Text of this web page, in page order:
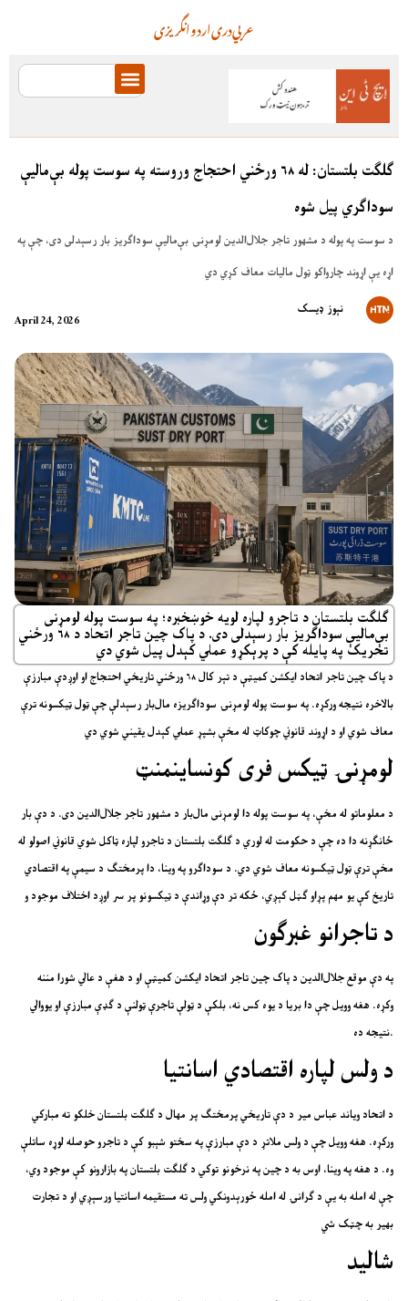
انگریزیاردودریعربي
ګلګت بلتستان: له ۶۸ ورځني احتجاج وروسته په سوست پوله بې‌مالیې
سوداګري پیل شوه
د سوست په پوله د مشهور تاجر جلال‌الدین لومړنۍ بې‌مالیې سوداګریز بار رسېدلی دی، چې په
اړه یې اړوند چارواکو ټول مالیات معاف کړي دي
April 24, 2026
نېوز ډیسک
ګلګت بلتستان د تاجرو لپاره لویه خوښخبره؛ په سوست پوله لومړنی
بې‌مالیې سوداګریز بار رسېدلی دی. د پاک چین تاجر اتحاد د ۶۸ ورځني
تحریک په پایله کې د پرېکړو عملي کېدل پیل شوي دي
د پاک چین تاجر اتحاد ایکشن کمیټې د تېر کال ۶۸ ورځني تاریخي احتجاج او اوږدې مبارزې
بالاخره نتیجه ورکړه. په سوست پوله لومړنۍ سوداګریزه مال‌بار رسېدلې چې ټول ټیکسونه ترې
معاف شوي او د اړوند قانوني چوکاټ له مخې بشپړ عملي کېدل یقیني شوي دي
لومړنۍ ټیکس فری کونساینمنټ
د معلوماتو له مخې، په سوست پوله دا لومړنی مال‌بار د مشهور تاجر جلال‌الدین دی. د دې بار
ځانګړنه دا ده چې د حکومت له لوري د ګلګت بلتستان د تاجرو لپاره ټاکل شوي قانوني اصولو له
مخې ترې ټول ټیکسونه معاف شوي دي. د سوداګرو په وینا، دا پرمختګ د سیمې په اقتصادي
تاریخ کې یو مهم پړاو ګڼل کېږي، ځکه تر دې وړاندې د ټیکسونو پر سر اوږد اختلاف موجود و
د تاجرانو غبرګون
په دې موقع جلال‌الدین د پاک چین تاجر اتحاد ایکشن کمیټې او د هغې د عالي شورا مننه
وکړه. هغه وویل چې دا بریا د یوه کس نه، بلکې د ټولې تاجرې ټولنې د ګډې مبارزې او یووالي
نتیجه ده.
د ولس لپاره اقتصادي اسانتیا
د اتحاد ویاند عباس میر د دې تاریخي پرمختګ پر مهال د ګلګت بلتستان خلکو ته مبارکي
ورکړه. هغه وویل چې د ولس ملاتړ د دې مبارزې په سختو شېبو کې د تاجرو حوصله لوړه ساتلې
وه. د هغه په وینا، اوس به د چین په نرخونو توکي د ګلګت بلتستان په بازارونو کې موجود وي،
چې له امله به یې د ګرانۍ له امله ځورېدونکي ولس ته مستقیمه اسانتیا ورسېږي او د تجارت
بهیر به چټک شي
شالید